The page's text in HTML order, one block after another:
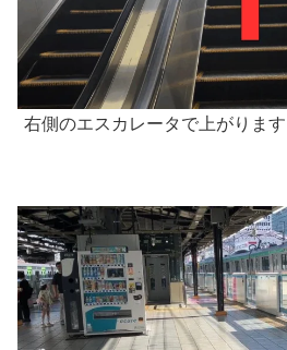
右側のエスカレータで上がります